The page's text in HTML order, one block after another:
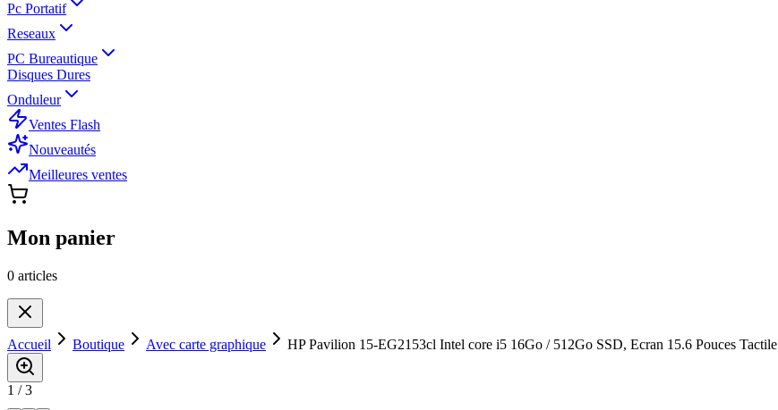
Pc Portatif
Reseaux
PC Bureautique
Disques Dures
Onduleur
Ventes Flash
Nouveautés
Meilleures ventes
Mon panier
0 articles
Accueil Boutique Avec carte graphique HP Pavilion 15-EG2153cl Intel core i5 16Go / 512Go SSD, Ecran 15.6 Pouces Tactile
1 /3